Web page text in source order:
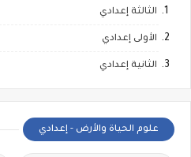
الثالثة إعدادي
الأولى إعدادي
الثانية إعدادي
علوم الحياة والأرض - إعدادي